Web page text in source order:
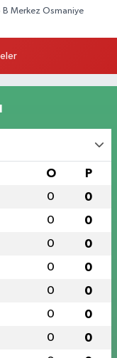
Merkez Osmaniye
O P
0 0
0 0
0 0
0 0
0 0
0 0
0 0